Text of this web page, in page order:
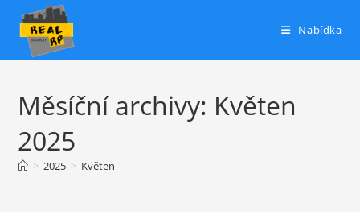
obsahu
Nabídka
Měsíční archivy: Květen
2025
> 2025 > Květen